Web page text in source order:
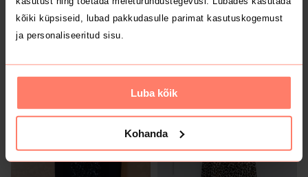
kõiki küpsiseid, lubad pakkudasulle parimat kasutuskogemust
ja personaliseeritud sisu.
Luba kõik
Kohanda
8 €
S
Pieces
7.2 € S